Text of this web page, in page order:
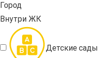
Город
Внутри ЖК
Детские сады